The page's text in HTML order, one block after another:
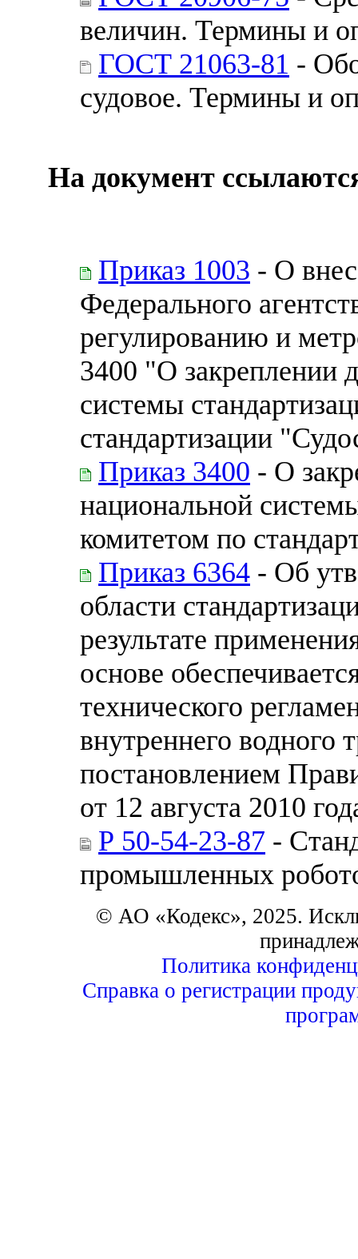
величин. Термины и
ГОСТ 21063-81 -
судовое. Термины и
На документ
Приказ 1003 - О
Федерального
регулированию и
3400 "О закреплении
системы
стандартизации
Приказ 3400 - О
национальной
комитетом по
Приказ 6364 - Об
области
результате
основе
технического
внутреннего водного
постановлением
от 12 августа 2010
Р 50-54-23-87 -
промышленных
© АО «Кодекс», 2025.
Политика
Справка о регистрации